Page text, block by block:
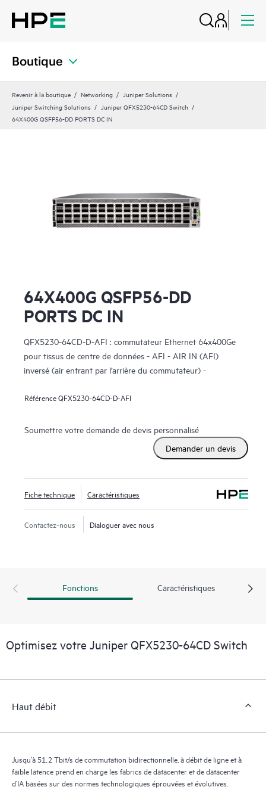
Boutique
Revenir à la boutique Networking
Juniper Solutions
Juniper Switching Solutions
Juniper QFX5230-64CD Switch
64X400G QSFP56-DD PORTS DC IN
64X400G QSFP56-DD
PORTS DC IN
QFX5230-64CD-D-AFI : commutateur Ethernet 64x400Ge
pour tissus de centre de données - AFI - AIR IN (AFI)
inversé (air entrant par l’arrière du commutateur) -
RéférenceQFX5230-64CD-D-AFI
Soumettre votre demande de devis personnalisé
Demander un devis
Fiche technique Caractéristiques
Contactez-nous Dialoguer avec nous
Fonctions Caractéristiques
Optimisez votre Juniper QFX5230-64CD Switch
Haut débit
Jusqu’à 51,2 Tbit/s de commutation bidirectionnelle, à débit de ligne et à
faible latence prend en charge les fabrics de datacenter et de datacenter
d’IA basées sur des normes technologiques éprouvées et évolutives.